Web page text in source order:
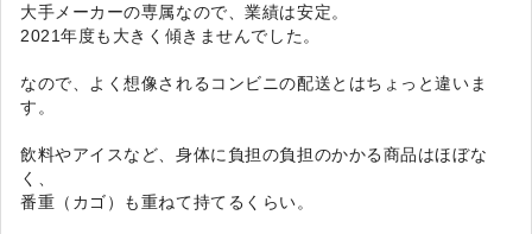
大手メーカーの専属なので、業績は安定。
2021年度も大きく傾きませんでした。
なので、よく想像されるコンビニの配送とはちょっと違いま
す。
飲料やアイスなど、身体に負担の負担のかかる商品はほぼな
く、
番重（カゴ）も重ねて持てるくらい。